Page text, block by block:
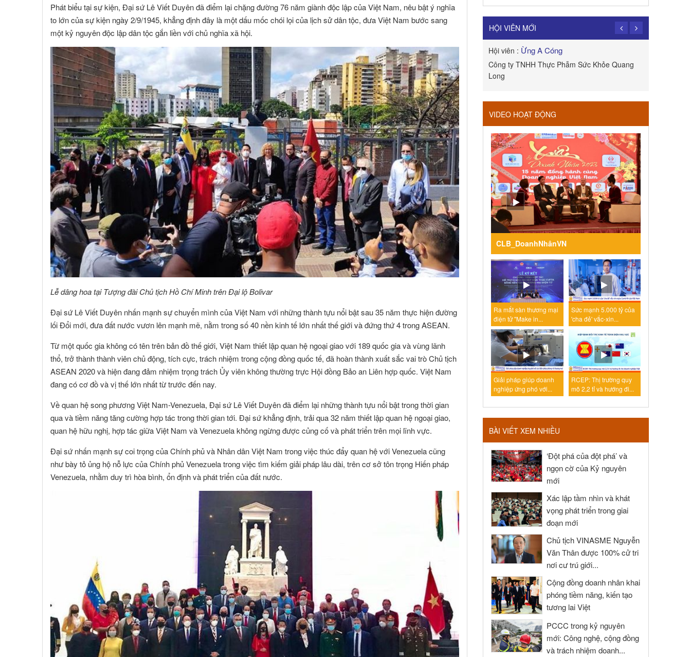
Phát biểu tại sự kiện, Đại sứ Lê Viết Duyên đã điểm lại chặng đường 76 năm giành độc lập của Việt Nam, nêu bật ý nghĩa
to lớn của sự kiện ngày 2/9/1945, khẳng định đây là một dấu mốc chói lọi của lịch sử dân tộc, đưa Việt Nam bước sang
một kỷ nguyên độc lập dân tộc gắn liền với chủ nghĩa xã hội.
Lễ dâng hoa tại Tượng đài Chủ tịch Hồ Chí Minh trên Đại lộ Bolivar
Đại sứ Lê Viết Duyên nhấn mạnh sự chuyển mình của Việt Nam với những thành tựu nổi bật sau 35 năm thực hiện đường
lối Đổi mới, đưa đất nước vươn lên mạnh mẽ, nằm trong số 40 nền kinh tế lớn nhất thế giới và đứng thứ 4 trong ASEAN.
Từ một quốc gia không có tên trên bản đồ thế giới, Việt Nam thiết lập quan hệ ngoại giao với 189 quốc gia và vùng lãnh
thổ, trở thành thành viên chủ động, tích cực, trách nhiệm trong cộng đồng quốc tế, đã hoàn thành xuất sắc vai trò Chủ tịch
ASEAN 2020 và hiện đang đảm nhiệm trọng trách Ủy viên không thường trực Hội đồng Bảo an Liên hợp quốc. Việt Nam
đang có cơ đồ và vị thế lớn nhất từ trước đến nay.
Về quan hệ song phương Việt Nam-Venezuela, Đại sứ Lê Viết Duyên đã điểm lại những thành tựu nổi bật trong thời gian
qua và tiềm năng tăng cường hợp tác trong thời gian tới. Đại sứ khẳng định, trải qua 32 năm thiết lập quan hệ ngoại giao,
quan hệ hữu nghị, hợp tác giữa Việt Nam và Venezuela không ngừng được củng cố và phát triển trên mọi lĩnh vực.
Đại sứ nhấn mạnh sự coi trọng của Chính phủ và Nhân dân Việt Nam trong việc thúc đẩy quan hệ với Venezuela cũng
như bày tỏ ủng hộ nỗ lực của Chính phủ Venezuela trong việc tìm kiếm giải pháp lâu dài, trên cơ sở tôn trọng Hiến pháp
Venezuela, nhằm duy trì hòa bình, ổn định và phát triển của đất nước.
PHONG
Công Ty TNHH Dịch vụ Cuộc Sống
Hạnh Phúc
HỘI VIÊN MỚI
NGUYỄN MINH CHÁNH
Ty TNHH MTV Nhà Đất Cần Thơ 9999
Hội viên : TRƯƠNG CÔNG VŨ
Công Ty Cổ Phần Công Nghệ Năng Lượng
Toàn Cầu
Đặng Thị Như Ý
Công ty TNHH Thương Mại và Dịch Vụ AB&W
Hội viên : Ừng A Cóng
Công ty TNHH Thực Phẫm Sức Khỏe Quang
Long
VIDEO HOẠT ĐỘNG
CLB_DoanhNhânVN
Ra mắt sàn thương mại
điện tử "Make in...
Sức mạnh 5.000 tỷ của
'cha đẻ' vắc-xin...
Giải pháp giúp doanh
nghiệp ứng phó với...
RCEP: Thị trường quy
mô 2,2 tỉ và hướng đi...
BÀI VIẾT XEM NHIỀU
‘Đột phá của đột phá’ và
ngọn cờ của Kỷ nguyên
mới
Xác lập tầm nhìn và khát
vọng phát triển trong giai
đoạn mới
Chủ tịch VINASME Nguyễn
Văn Thân được 100% cử tri
nơi cư trú giới...
Cộng đồng doanh nhân khai
phóng tiềm năng, kiến tạo
tương lai Việt
PCCC trong kỷ nguyên
mới: Công nghệ, cộng đồng
và trách nhiệm doanh...